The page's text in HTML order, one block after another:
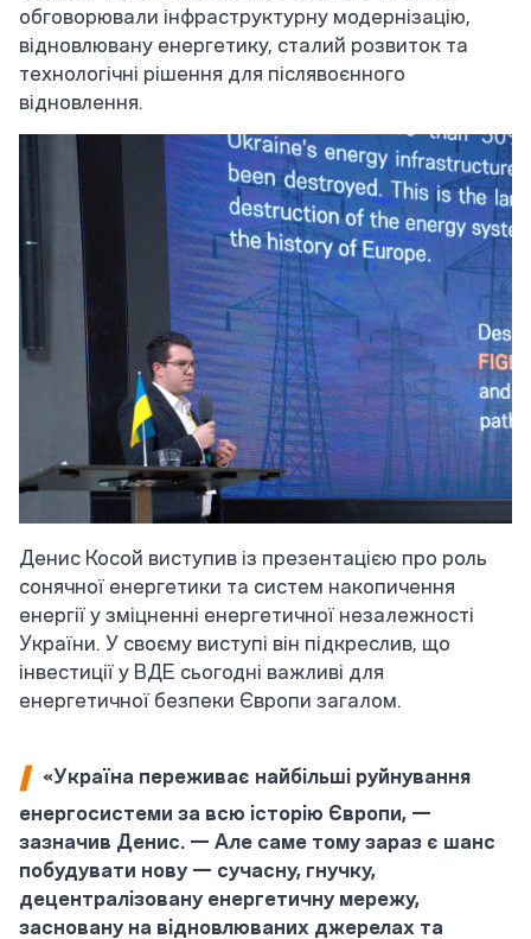
обговорювали інфраструктурну модернізацію,
відновлювану енергетику, сталий розвиток та
технологічні рішення для післявоєнного
відновлення.
Денис Косой виступив із презентацією про роль
сонячної енергетики та систем накопичення
енергії у зміцненні енергетичної незалежності
України. У своєму виступі він підкреслив, що
інвестиції у ВДЕ сьогодні важливі для
енергетичної безпеки Європи загалом.
«Україна переживає найбільші руйнування
енергосистеми за всю історію Європи, —
зазначив Денис. — Але саме тому зараз є шанс
побудувати нову — сучасну, гнучку,
децентралізовану енергетичну мережу,
засновану на відновлюваних джерелах та